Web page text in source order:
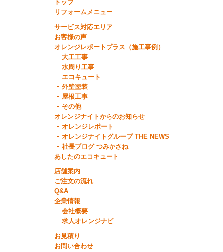
トップ
リフォームメニュー
サービス対応エリア
お客様の声
オレンジレポートプラス（施工事例）
大工工事
水周り工事
エコキュート
外壁塗装
屋根工事
その他
オレンジナイトからのお知らせ
オレンジレポート
オレンジナイトグループ THE NEWS
社長ブログ つみかさね
あしたのエコキュート
店舗案内
ご注文の流れ
Q&A
企業情報
会社概要
求人オレンジナビ
お見積り
お問い合わせ